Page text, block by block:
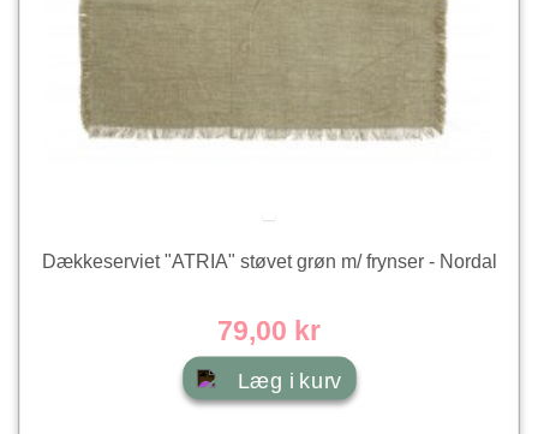
Dækkeserviet "ATRIA" støvet grøn m/ frynser - Nordal
79,00 kr
Læg i kurv